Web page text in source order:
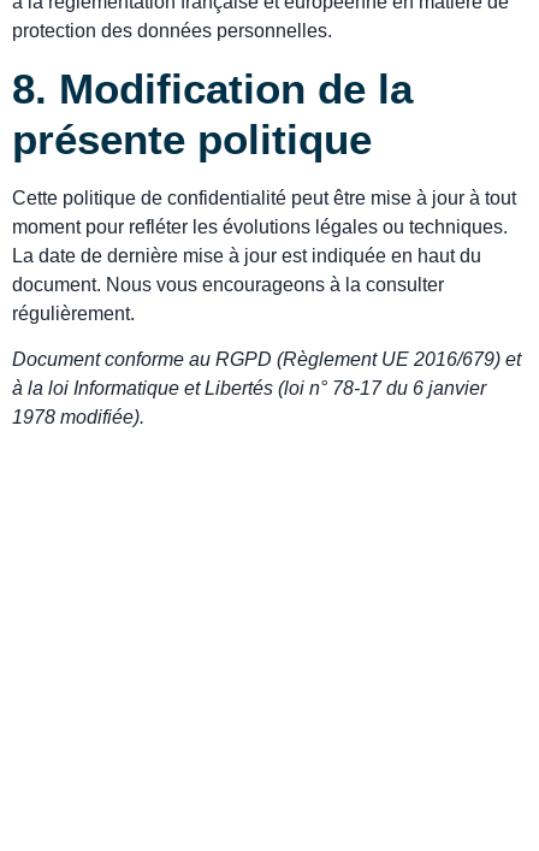
protection des données personnelles.
8. Modification de la
présente politique
Cette politique de confidentialité peut être mise à jour à tout
moment pour refléter les évolutions légales ou techniques.
La date de dernière mise à jour est indiquée en haut du
document. Nous vous encourageons à la consulter
régulièrement.
Document conforme au RGPD (Règlement UE 2016/679) et
à la loi Informatique et Libertés (loi n° 78-17 du 6 janvier
1978 modifiée).